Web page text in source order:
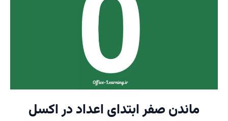
ماندن صفر ابتدای اعداد در اکسل